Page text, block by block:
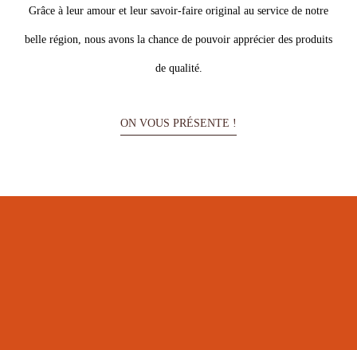
Grâce à leur amour et leur savoir-faire original au service de notre
belle région, nous avons la chance de pouvoir apprécier des produits
de qualité.
ON VOUS PRÉSENTE !